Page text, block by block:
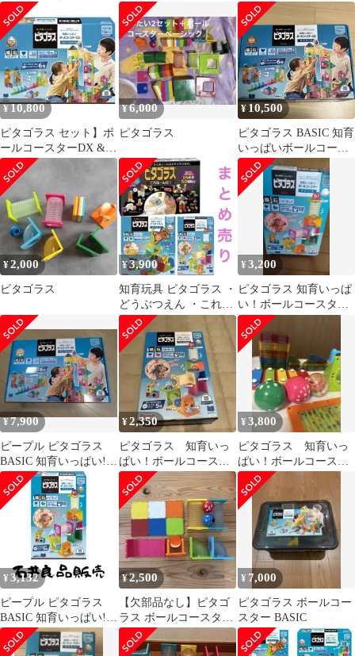
スターDX トイザらス
ールコースターロング
PGS-147【ピープル】
¥10,800
ピタゴラス セット】ボ
ールコースターDX &ボ
ールコースター サウン
ド
¥6,000
ピタゴラス
¥ 10,500
ピタゴラス BASIC 知育
いっぱいボールコース
ターDX
¥2,000
ピタゴラス
¥3,900
知育玩具 ピタゴラス ・
どうぶつえん ・これな
ーんだ？ ・ボールコー
スター
¥3,200
ピタゴラス 知育いっぱ
い！ボールコースター
BASIC
¥7,900
ピープル ピタゴラス
BASIC 知育いっぱい!ボ
ールコースターDX
¥2,350
ピタゴラス 知育いっ
ぱい！ボールコースタ
ー
¥3,800
ピタゴラス 知育いっ
ぱい！ボールコースタ
ー BASIC サウンド
¥ 3,132
ピープル ピタゴラス
BASIC 知育いっぱい!ボ
ールコースター [1歳半]
から 遊べる つくれる
¥2,500
【欠部品なし】ピタゴ
ラス ボールコースター
ベーシック
¥ 7,000
ピタゴラス ボールコー
スター BASIC